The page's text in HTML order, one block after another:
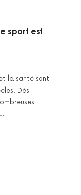
sport est
la santé sont
Dès